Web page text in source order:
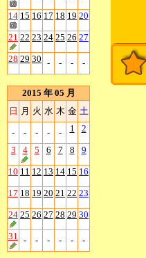
14 15 16 17 18 19 20
21 22 23 24 25 26 27
28 29 30 - - - -
2015 年 05 月
日 月 火 水 木 金 土
- - - - - 1 2
3 4 5 6 7 8 9
10 11 12 13 14 15 16
17 18 19 20 21 22 23
24 25 26 27 28 29 30
31 - - - - - -